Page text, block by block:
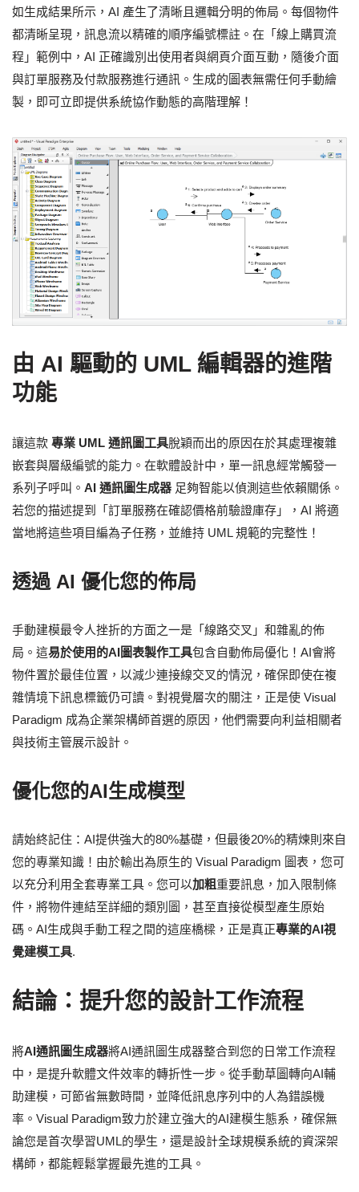
如生成結果所示，AI 產生了清晰且邏輯分明的佈局。每個物件
都清晰呈現，訊息流以精確的順序編號標註。在「線上購買流
程」範例中，AI 正確識別出使用者與網頁介面互動，隨後介面
與訂單服務及付款服務進行通訊。生成的圖表無需任何手動繪
製，即可立即提供系統協作動態的高階理解！
由 AI 驅動的 UML 編輯器的進階
功能
讓這款 專業 UML 通訊圖工具脫穎而出的原因在於其處理複雜
嵌套與層級編號的能力。在軟體設計中，單一訊息經常觸發一
系列子呼叫。 AI 通訊圖生成器 足夠智能以偵測這些依賴關係。
若您的描述提到「訂單服務在確認價格前驗證庫存」，AI 將適
當地將這些項目編為子任務，並維持 UML 規範的完整性！
透過 AI 優化您的佈局
手動建模最令人挫折的方面之一是「線路交叉」和雜亂的佈
局。這易於使用的AI圖表製作工具包含自動佈局優化！AI會將
物件置於最佳位置，以減少連接線交叉的情況，確保即使在複
雜情境下訊息標籤仍可讀。對視覺層次的關注，正是使 Visual
Paradigm 成為企業架構師首選的原因，他們需要向利益相關者
與技術主管展示設計。
優化您的AI生成模型
請始終記住：AI提供強大的80%基礎，但最後20%的精煉則來自
您的專業知識！由於輸出為原生的 Visual Paradigm 圖表，您可
以充分利用全套專業工具。您可以加粗重要訊息，加入限制條
件，將物件連結至詳細的類別圖，甚至直接從模型產生原始
碼。AI生成與手動工程之間的這座橋樑，正是真正專業的AI視
覺建模工具.
結論：提升您的設計工作流程
將AI通訊圖生成器將AI通訊圖生成器整合到您的日常工作流程
中，是提升軟體文件效率的轉折性一步。從手動草圖轉向AI輔
助建模，可節省無數時間，並降低訊息序列中的人為錯誤機
率。Visual Paradigm致力於建立強大的AI建模生態系，確保無
論您是首次學習UML的學生，還是設計全球規模系統的資深架
構師，都能輕鬆掌握最先進的工具。